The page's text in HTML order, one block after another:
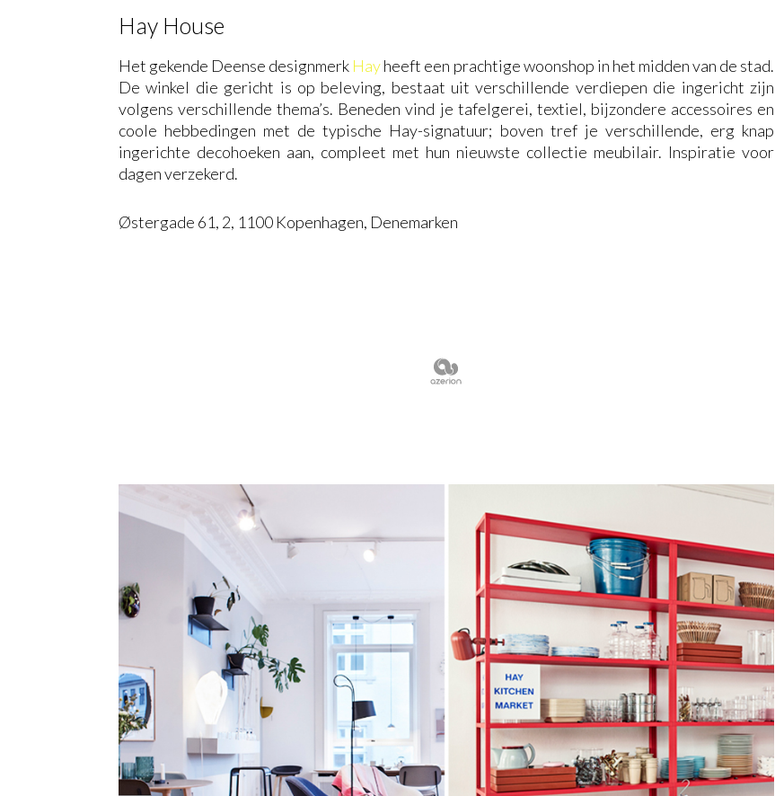
Hay House
Het gekende Deense designmerk Hayheeft een prachtige woonshop in het midden van de stad.
De winkel die gericht is op beleving, bestaat uit verschillende verdiepen die ingericht zijn
volgens verschillende thema’s. Beneden vind je tafelgerei, textiel, bijzondere accessoires en
coole hebbedingen met de typische Hay-signatuur; boven tref je verschillende, erg knap
ingerichte decohoeken aan, compleet met hun nieuwste collectie meubilair. Inspiratie voor
dagen verzekerd.
Østergade 61, 2, 1100 Kopenhagen, Denemarken